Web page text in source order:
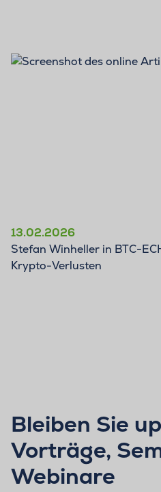
13.02.2026
Stefan Winheller in BTC-
Krypto-Verlusten
Bleiben Sie
Vorträge,
Webinare